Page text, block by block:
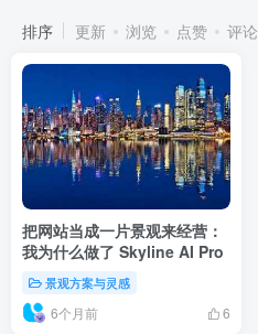
排序 更新 浏览 点赞 评论
把网站当成一片景观来经营：
我为什么做了 Skyline AI Pro
景观方案与灵感
6个月前 6